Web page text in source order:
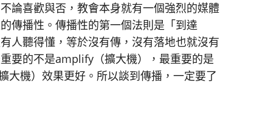
論喜歡與否，教會本身就有一個強烈的媒體
傳播性。傳播性的第一個法則是「到達
人聽得懂，等於沒有傳，沒有落地也就沒有
要的不是amplify（擴大機），最重要的是
機）效果更好。所以談到傳播，一定要了